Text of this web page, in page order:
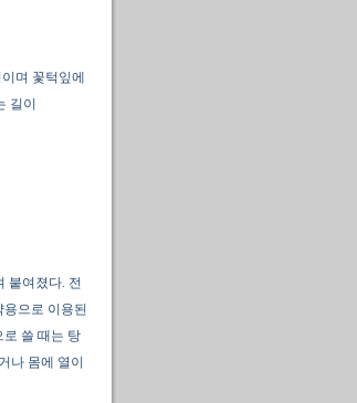
며 꽃턱잎에
길이
붙여졌다. 전
으로 이용된
로 쓸 때는 탕
나 몸에 열이